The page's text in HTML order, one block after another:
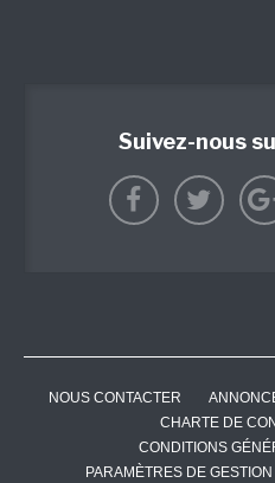
Suivez-nous
NOUS CONTACTER
CHARTE DE
CONDITIONS
PARAMÈTRES DE